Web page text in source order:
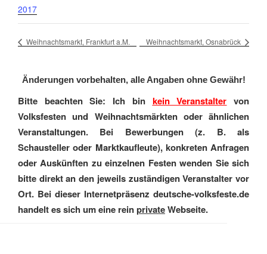
2017
Weihnachtsmarkt, Frankfurt a.M. Weihnachtsmarkt, Osnabrück
Änderungen vorbehalten, alle Angaben ohne Gewähr!
Bitte beachten Sie: Ich bin kein Veranstalter von
Volksfesten und Weihnachtsmärkten oder ähnlichen
Veranstaltungen. Bei Bewerbungen (z. B. als
Schausteller oder Marktkaufleute), konkreten Anfragen
oder Auskünften zu einzelnen Festen wenden Sie sich
bitte direkt an den jeweils zuständigen Veranstalter vor
Ort. Bei dieser Internetpräsenz deutsche-volksfeste.de
handelt es sich um eine reinprivateWebseite.